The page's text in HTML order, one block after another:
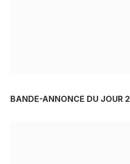
BANDE-ANNONCE DU JOUR 2